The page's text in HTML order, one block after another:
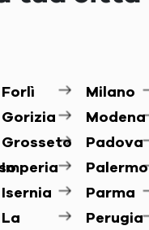
Forlì
Gorizia
Grosseto
Imperia
Isernia
La
Milano
Modena
Padova
Palermo
Parma
Perugia